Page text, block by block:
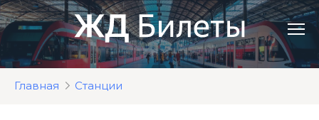
Перейти
к
контенту
Главная Станции